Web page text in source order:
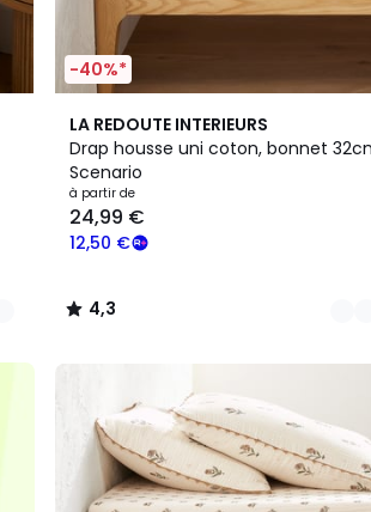
-40%*
LA REDOUTE INTERIEURS
Drap housse uni coton, bonnet
Scenario
à partir de
12,50 €
24,99 €
4,3
/ 5
22
Couleurs
4,3
/